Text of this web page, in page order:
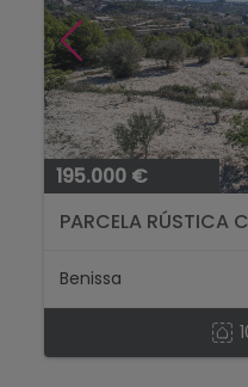
195.000 €
PARCELA RÚSTICA
Benissa